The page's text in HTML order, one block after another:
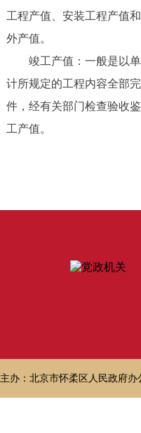
工程产值、安装工程产值
外产值。
竣工产值：一般是以单
计所规定的工程内容全部
件，经有关部门检查验收
工产值。
主办：北京市怀柔区人民政府办